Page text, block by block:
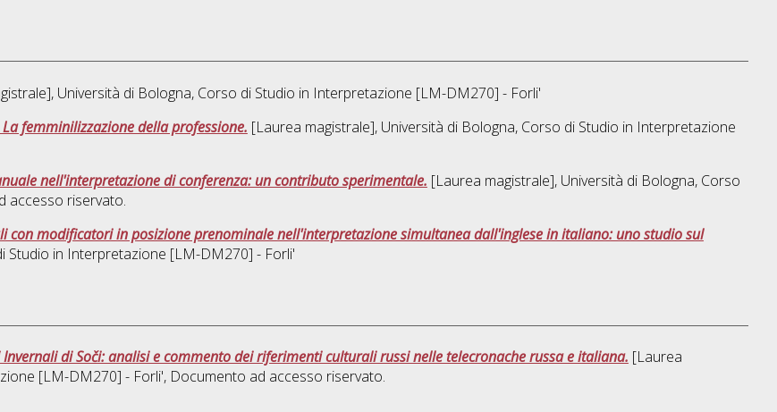
Università di Bologna, Corso di Studio in Interpretazione [LM-DM270] - Forli'
femminilizzazione della professione. [Laurea magistrale], Università di Bologna, Corso di Studio in Interpretazione
nell'interpretazione di conferenza: un contributo sperimentale. [Laurea magistrale], Università di Bologna, Corso
accesso riservato.
con modificatori in posizione prenominale nell'interpretazione simultanea dall'inglese in italiano: uno studio sul
Studio in Interpretazione [LM-DM270] - Forli'
di Soči: analisi e commento dei riferimenti culturali russi nelle telecronache russa e italiana. [Laurea
[LM-DM270] - Forli', Documento ad accesso riservato.